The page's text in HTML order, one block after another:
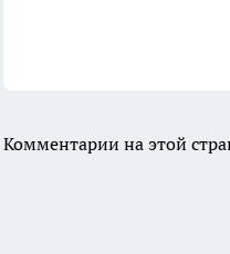
Комментарии на этой